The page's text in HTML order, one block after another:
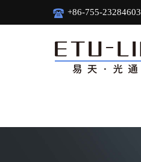
+86-755-23284603